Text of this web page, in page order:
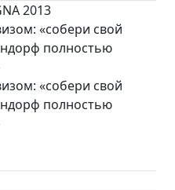
2013
«собери свой
полностью
«собери свой
полностью